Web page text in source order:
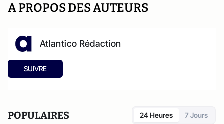
A PROPOS DES AUTEURS
Atlantico Rédaction
SUIVRE
POPULAIRES 24 Heures 7 Jours